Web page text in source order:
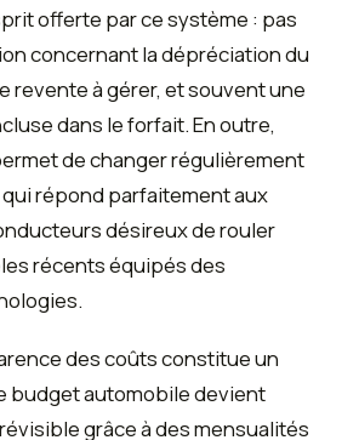
offerte par ce système : pas
concernant la dépréciation du
revente à gérer, et souvent une
dans le forfait. En outre,
de changer régulièrement
répond parfaitement aux
désireux de rouler
récents équipés des
des coûts constitue un
budget automobile devient
grâce à des mensualités